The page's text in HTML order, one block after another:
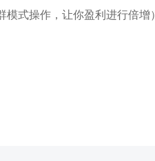
式操作，让你盈利进行倍增）